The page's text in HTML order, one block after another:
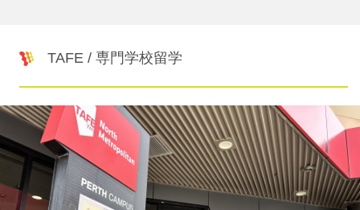
TAFE / 専門学校留学